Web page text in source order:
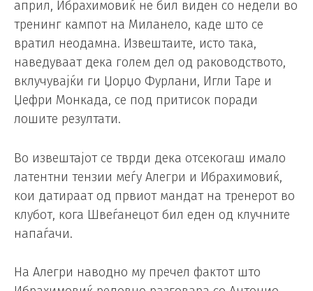
април, Ибрахимовиќ не бил виден со недели во
тренинг кампот на Миланело, каде што се
вратил неодамна. Извештаите, исто така,
наведуваат дека голем дел од раководството,
вклучувајќи ги Џорџо Фурлани, Игли Таре и
Џефри Монкада, се под притисок поради
лошите резултати.
Во извештајот се тврди дека отсекогаш имало
латентни тензии меѓу Алегри и Ибрахимовиќ,
кои датираат од првиот мандат на тренерот во
клубот, кога Швеѓанецот бил еден од клучните
напаѓачи.
На Алегри наводно му пречел фактот што